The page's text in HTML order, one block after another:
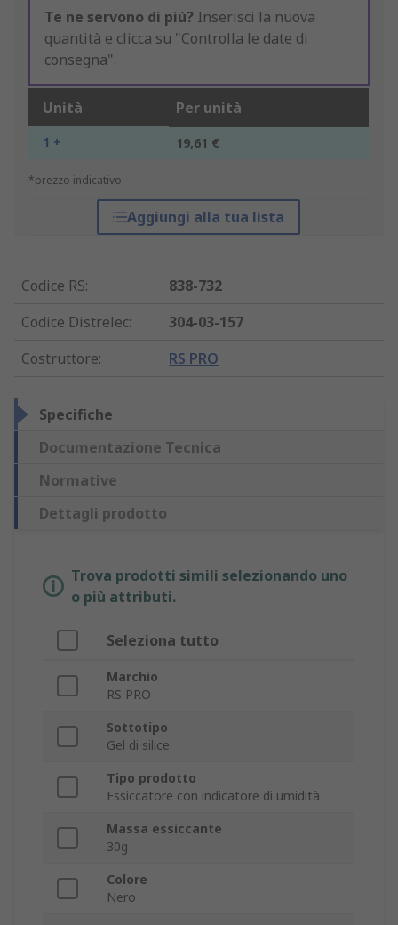
Te ne servono di più? Inserisci la nuova
quantità e clicca su "Controlla le date di
consegna".
Unità Per unità
1 + 19,61 €
*prezzo indicativo
Aggiungi alla tua lista
Codice RS:
838-732
Codice Distrelec:
304-03-157
Costruttore: RS PRO
Specifiche
Documentazione Tecnica
Normative
Dettagli prodotto
Trova prodotti simili selezionando uno
o più attributi.
Seleziona tutto
Marchio
RS PRO
Sottotipo
Gel di silice
Tipo prodotto
Essiccatore con indicatore di umidità
Massa essiccante
30g
Colore
Nero